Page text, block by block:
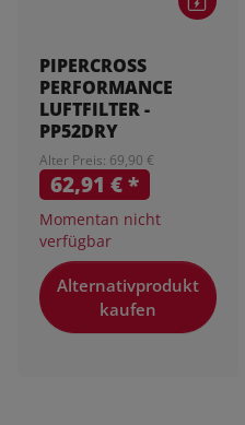
PIPERCROSS
PERFORMANCE
LUFTFILTER -
PP52DRY
Alter Preis: 69,90 €
62,91 €*
Momentan nicht
verfügbar
Alternativprodukt
kaufen